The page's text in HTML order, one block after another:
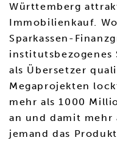
Württemberg
Immobilienkauf.
Sparkassen-
institutsbezogenes
als Übersetzer
Megaprojekten
mehr als 1000
an und damit mehr
jemand das